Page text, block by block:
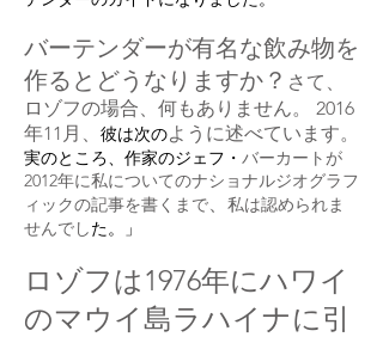
バーテンダーが有名な飲み物を
作るとどうなりますか？ さて、
ロゾフの場合、何もありません。
2016
年11月、 彼は次のように述べています。
実のところ、作家のジェフ・ バーカート が
2012年に私についてのナショナルジオグラフ
ィックの記事を書く まで、 私は認められま
せんでした。」
ロゾフは1976年にハワイ
のマウイ島ラハイナに引